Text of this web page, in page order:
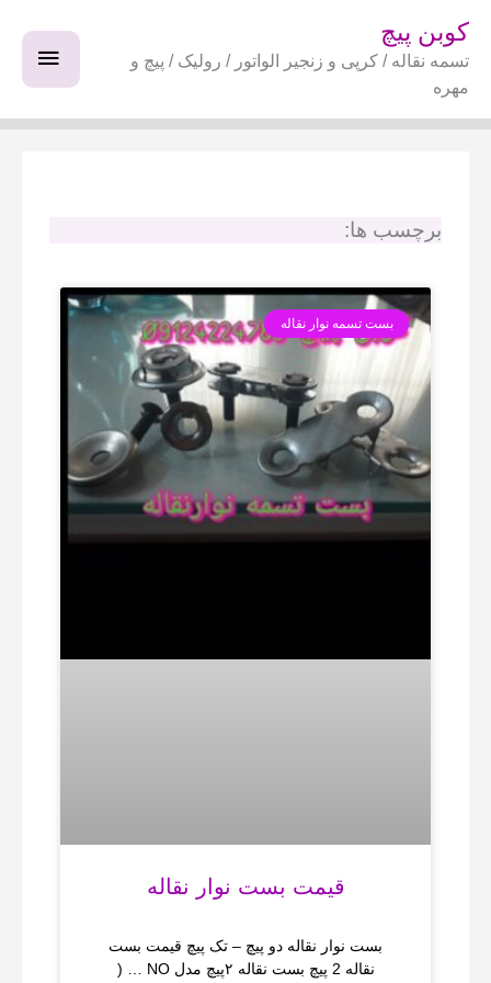
کوبن پیچ
تسمه نقاله / کرپی و زنجیر الواتور / رولیک / پیچ و
مهره
برچسب ها:
بست تسمه نوار نقاله
قیمت بست نوار نقاله
بست نوار نقاله دو پیچ – تک پیچ قیمت بست
نقاله 2 پیچ بست نقاله ۲پیچ مدل NO … (